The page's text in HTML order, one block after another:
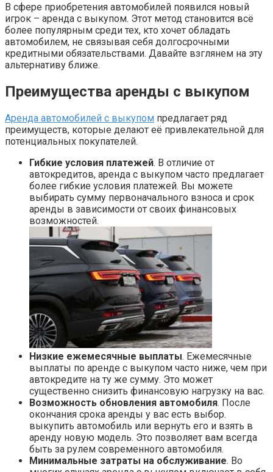
В сфере приобретения автомобилей появился новый
игрок – аренда с выкупом. Этот метод становится всё
более популярным среди тех, кто хочет обладать
автомобилем, не связывая себя долгосрочными
кредитными обязательствами. Давайте взглянем на эту
альтернативу ближе.
Преимущества аренды с выкупом
Аренда автомобилей с выкупом предлагает ряд
преимуществ, которые делают её привлекательной для
потенциальных покупателей.
Гибкие условия платежей. В отличие от
автокредитов, аренда с выкупом часто предлагает
более гибкие условия платежей. Вы можете
выбирать сумму первоначального взноса и срок
аренды в зависимости от своих финансовых
возможностей.
Низкие ежемесячные выплаты. Ежемесячные
выплаты по аренде с выкупом часто ниже, чем при
автокредите на ту же сумму. Это может
существенно снизить финансовую нагрузку на вас.
Возможность обновления автомобиля. После
окончания срока аренды у вас есть выбор.
выкупить автомобиль или вернуть его и взять в
аренду новую модель. Это позволяет вам всегда
быть за рулем современного автомобиля.
Минимальные затраты на обслуживание. Во